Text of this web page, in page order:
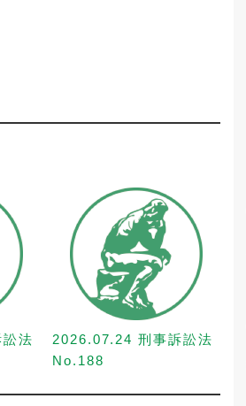
法
2026.07.24 刑事訴訟法
No.188